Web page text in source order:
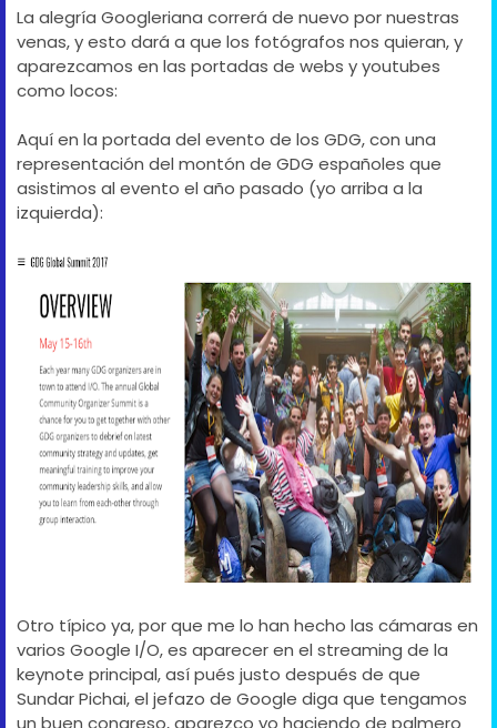
La alegría Googleriana correrá de nuevo por nuestras
venas, y esto dará a que los fotógrafos nos quieran, y
aparezcamos en las portadas de webs y youtubes
como locos:
Aquí en la portada del evento de los GDG, con una
representación del montón de GDG españoles que
asistimos al evento el año pasado (yo arriba a la
izquierda):
Otro típico ya, por que me lo han hecho las cámaras en
varios Google I/O, es aparecer en el streaming de la
keynote principal, así pués justo después de que
Sundar Pichai, el jefazo de Google diga que tengamos
un buen congreso, aparezco yo haciendo de palmero